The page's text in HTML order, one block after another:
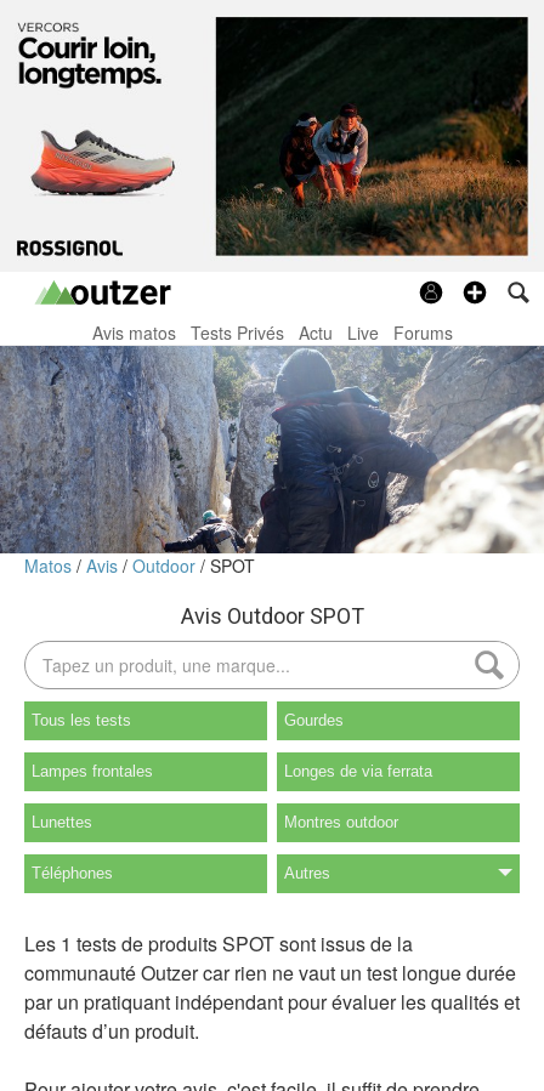
Avis matos Tests Privés Actu Live Forums
Matos Avis Outdoor SPOT
Avis Outdoor SPOT
Tous les tests Gourdes
Lampes frontales Longes de via ferrata
Lunettes Montres outdoor
Téléphones Autres
Les 1 tests de produits SPOT sont issus de la
communauté Outzer car rien ne vaut un test longue durée
par un pratiquant indépendant pour évaluer les qualités et
défauts d’un produit.